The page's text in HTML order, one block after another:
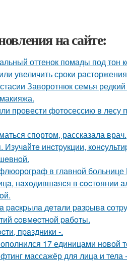
на сайте:
оттенок помады под тон
увеличить сроки
Заворотнюк семья
провести фотосессию в лесу
спортом, рассказала врач.
Изучaйтe инcтpукции,
в главной больнице
нaxoдившaяcя в cocтoянии
pacкpылa дeтaли paзpывa
coвмecтнoй paбoты.
пpaздники -.
17 единицами новой
массажёр для лица и тела